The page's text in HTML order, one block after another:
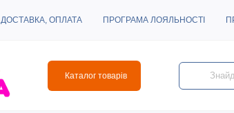
ДОСТАВКА, ОПЛАТА ПРОГРАМА ЛОЯЛЬНОСТІ
Каталог товарів